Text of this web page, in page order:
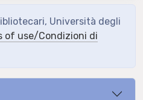
Università degli
of use/Condizioni di